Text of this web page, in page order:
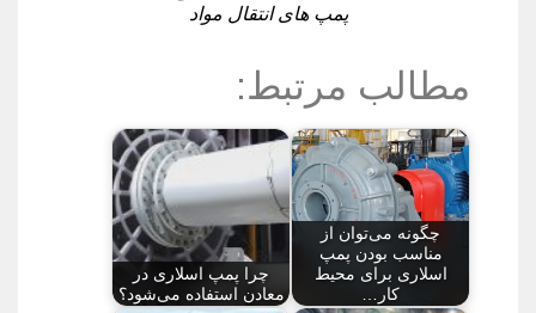
پمپ های انتقال مواد
مطالب مرتبط:
چگونه می‌توان از
مناسب بودن پمپ
اسلاری برای محیط
کار…
چرا پمپ اسلاری در
معادن استفاده می‌شود؟